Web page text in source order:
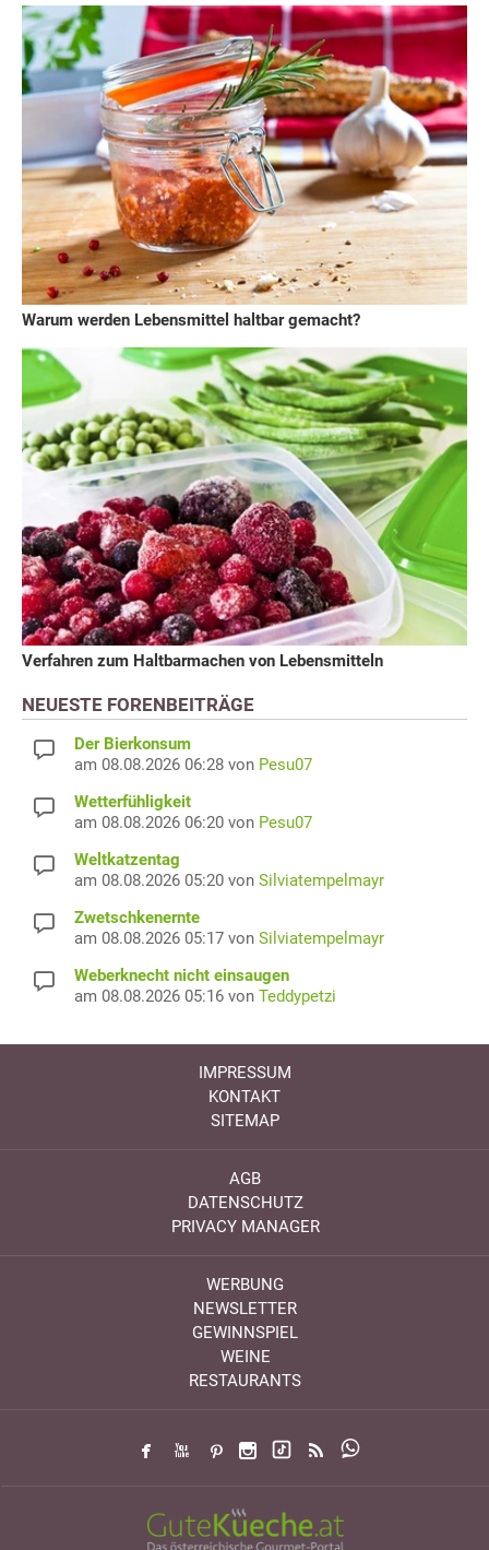
Warum werden Lebensmittel haltbar gemacht?
Verfahren zum Haltbarmachen von Lebensmitteln
NEUESTE FORENBEITRÄGE
Der Bierkonsum
am 08.08.2026 06:28 von Pesu07
Wetterfühligkeit
am 08.08.2026 06:20 von Pesu07
Weltkatzentag
am 08.08.2026 05:20 von Silviatempelmayr
Zwetschkenernte
am 08.08.2026 05:17 von Silviatempelmayr
Weberknecht nicht einsaugen
am 08.08.2026 05:16 von Teddypetzi
IMPRESSUM
KONTAKT
SITEMAP
AGB
DATENSCHUTZ
PRIVACY MANAGER
WERBUNG
NEWSLETTER
GEWINNSPIEL
WEINE
RESTAURANTS